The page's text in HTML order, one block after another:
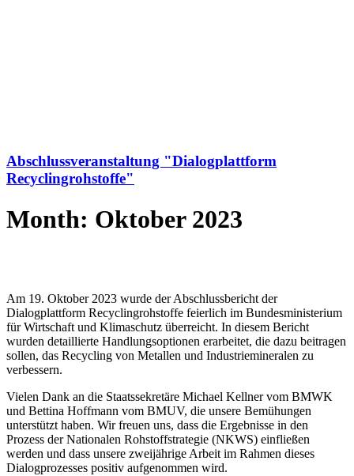
Abschlussveranstaltung "Dialogplattform
Recyclingrohstoffe"
Month: Oktober 2023
Am 19. Oktober 2023 wurde der Abschlussbericht der
Dialogplattform Recyclingrohstoffe feierlich im Bundesministerium
für Wirtschaft und Klimaschutz überreicht. In diesem Bericht
wurden detaillierte Handlungsoptionen erarbeitet, die dazu beitragen
sollen, das Recycling von Metallen und Industriemineralen zu
verbessern.
Vielen Dank an die Staatssekretäre Michael Kellner vom BMWK
und Bettina Hoffmann vom BMUV, die unsere Bemühungen
unterstützt haben. Wir freuen uns, dass die Ergebnisse in den
Prozess der Nationalen Rohstoffstrategie (NKWS) einfließen
werden und dass unsere zweijährige Arbeit im Rahmen dieses
Dialogprozesses positiv aufgenommen wird.